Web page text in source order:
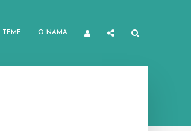
TEME O NAMA